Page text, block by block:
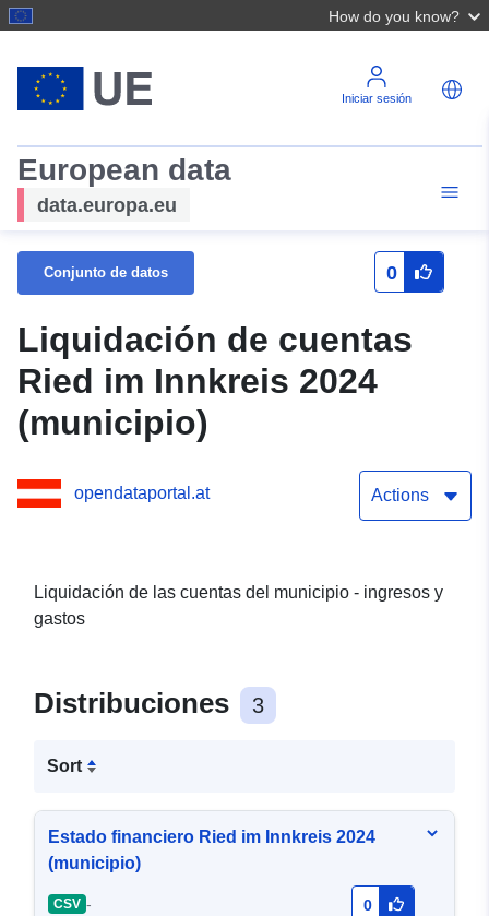
How do you know?
Iniciar sesión
European data
data.europa.eu
Conjunto de datos 0
Liquidación de cuentas
Ried im Innkreis 2024
(municipio)
opendataportal.at Actions
Liquidación de las cuentas del municipio - ingresos y
gastos
Distribuciones 3
Sort
Estado financiero Ried im Innkreis 2024
(municipio)
CSV - 0